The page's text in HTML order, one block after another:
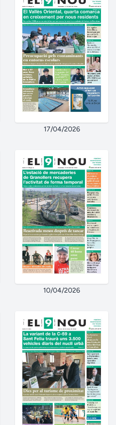
17/04/2026
10/04/2026